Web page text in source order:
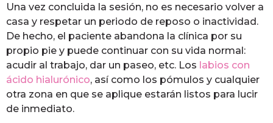
Una vez concluida la sesión, no es necesario volver a
casa y respetar un periodo de reposo o inactividad.
De hecho, el paciente abandona la clínica por su
propio pie y puede continuar con su vida normal:
acudir al trabajo, dar un paseo, etc. Los labios con
ácido hialurónico, así como los pómulos y cualquier
otra zona en que se aplique estarán listos para lucir
de inmediato.